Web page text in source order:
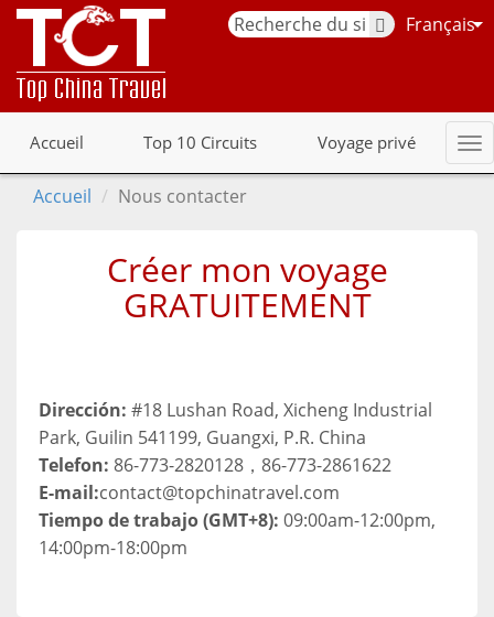
Français
Accueil Top 10 Circuits Voyage privé
Accueil Nous contacter
Créer mon voyage
GRATUITEMENT
Dirección: #18 Lushan Road, Xicheng Industrial
Park, Guilin 541199, Guangxi, P.R. China
Telefon: 86-773-2820128，86-773-2861622
E-mail:contact@topchinatravel.com
Tiempo de trabajo (GMT+8): 09:00am-12:00pm,
14:00pm-18:00pm